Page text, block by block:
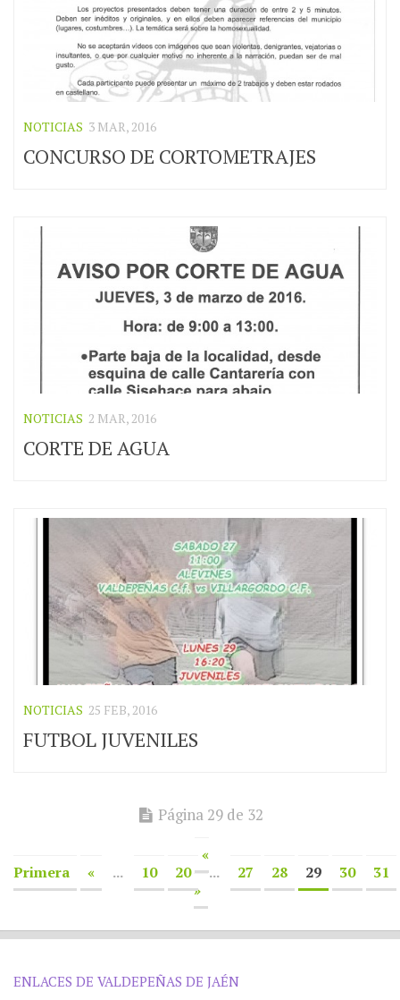
NOTICIAS 3 MAR, 2016
CONCURSO DE CORTOMETRAJES
NOTICIAS 2 MAR, 2016
CORTE DE AGUA
NOTICIAS 25 FEB, 2016
FUTBOL JUVENILES
Página 29 de 32
«
Primera
« ... 10 20 ... 27 28 29 30
31
»
ENLACES DE VALDEPEÑAS DE JAÉN